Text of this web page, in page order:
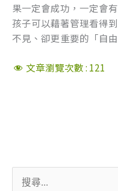
果一定會成功，一定會
孩子可以藉著管理看得
不見、卻更重要的「自
文章瀏覽次數 : 121